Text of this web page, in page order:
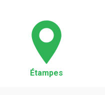
Étampes